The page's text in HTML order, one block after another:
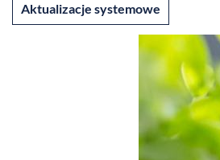
Aktualizacje systemowe